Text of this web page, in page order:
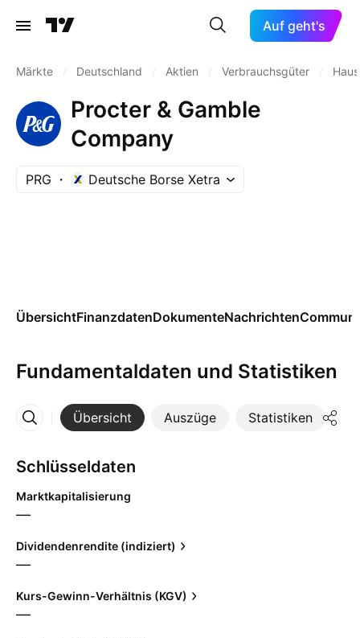
Auf geht's
Märkte Deutschland Aktien Verbrauchsgüter
Procter & Gamble
Company
PRG Deutsche Borse Xetra
ÜbersichtFinanzdatenDokumenteNachrichten
Fundamentaldaten und Statistiken
Übersicht Auszüge Statistiken
Mehr
Schlüsseldaten
Marktkapitalisierung
—
Dividendenrendite (indiziert)
—
Kurs-Gewinn-Verhältnis (KGV)
—